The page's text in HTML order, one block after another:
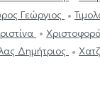
Γεώργιος
Δημήτριος